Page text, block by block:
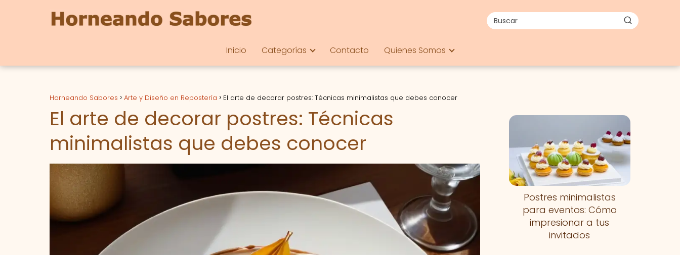
Inicio Categorías Contacto Quienes Somos
Horneando Sabores Arte y Diseño en Repostería El arte de decorar postres: Técnicas minimalistas que debes conocer
El arte de decorar postres: Técnicas
minimalistas que debes conocer
Postres minimalistas
para eventos: Cómo
impresionar a tus
invitados